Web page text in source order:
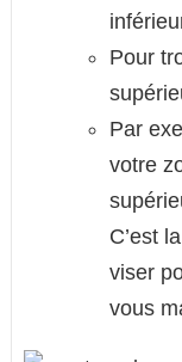
Pour
Par
votre
C’est
viser
vous